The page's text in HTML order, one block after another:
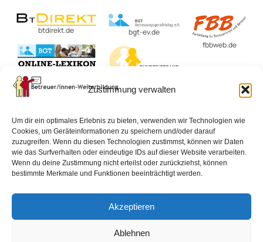
Zustimmung verwalten
Um dir ein optimales Erlebnis zu bieten, verwenden wir Technologien wie
Cookies, um Geräteinformationen zu speichern und/oder darauf
zuzugreifen. Wenn du diesen Technologien zustimmst, können wir Daten
wie das Surfverhalten oder eindeutige IDs auf dieser Website verarbeiten.
Wenn du deine Zustimmung nicht erteilst oder zurückziehst, können
bestimmte Merkmale und Funktionen beeinträchtigt werden.
Akzeptieren
Ablehnen
btdirekt.de bgt-ev.de
BvBEF.de
fbbweb.de
Impressum Datenschutzerklärung AGB
Cookie-Richtlinie (EU)